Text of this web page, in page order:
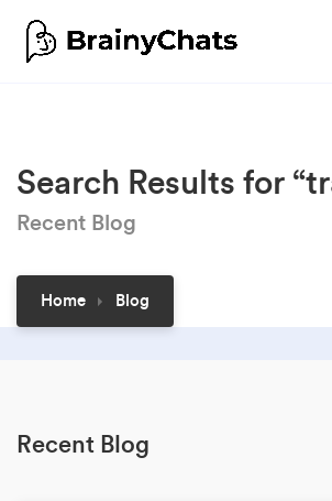
Search Results for
Recent Blog
Home Blog
Recent Blog